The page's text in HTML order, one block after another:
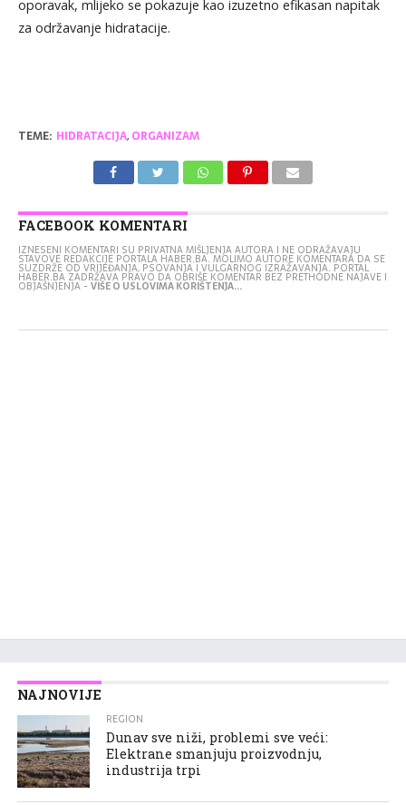
oporavak, mlijeko se pokazuje kao izuzetno efikasan napitak
za održavanje hidratacije.
TEME: HIDRATACIJA, ORGANIZAM
FACEBOOK KOMENTARI
IZNESENI KOMENTARI SU PRIVATNA MIŠLJENJA AUTORA I NE ODRAŽAVAJU
STAVOVE REDAKCIJE PORTALA HABER.BA. MOLIMO AUTORE KOMENTARA DA SE
SUZDRŽE OD VRIJEĐANJA, PSOVANJA I VULGARNOG IZRAŽAVANJA. PORTAL
HABER.BA ZADRŽAVA PRAVO DA OBRIŠE KOMENTAR BEZ PRETHODNE NAJAVE I
OBJAŠNJENJA -VIŠE O USLOVIMA KORIŠTENJA...
NAJNOVIJE
REGION
Dunav sve niži, problemi sve veći:
Elektrane smanjuju proizvodnju,
industrija trpi